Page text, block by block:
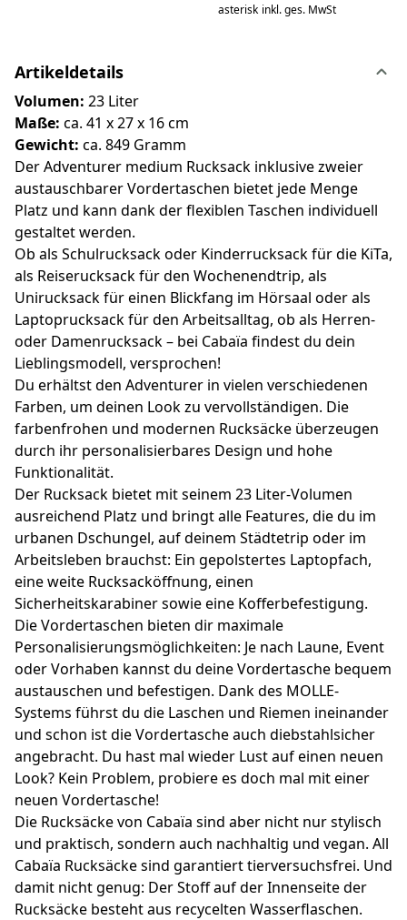
asterisk inkl. ges. MwSt
Artikeldetails
Volumen: 23 Liter
Maße: ca. 41 x 27 x 16 cm
Gewicht: ca. 849 Gramm
Der Adventurer medium Rucksack inklusive zweier
austauschbarer Vordertaschen bietet jede Menge
Platz und kann dank der flexiblen Taschen individuell
gestaltet werden.
Ob als Schulrucksack oder Kinderrucksack für die KiTa,
als Reiserucksack für den Wochenendtrip, als
Unirucksack für einen Blickfang im Hörsaal oder als
Laptoprucksack für den Arbeitsalltag, ob als Herren-
oder Damenrucksack – bei Cabaïa findest du dein
Lieblingsmodell, versprochen!
Du erhältst den Adventurer in vielen verschiedenen
Farben, um deinen Look zu vervollständigen. Die
farbenfrohen und modernen Rucksäcke überzeugen
durch ihr personalisierbares Design und hohe
Funktionalität.
Der Rucksack bietet mit seinem 23 Liter-Volumen
ausreichend Platz und bringt alle Features, die du im
urbanen Dschungel, auf deinem Städtetrip oder im
Arbeitsleben brauchst: Ein gepolstertes Laptopfach,
eine weite Rucksacköffnung, einen
Sicherheitskarabiner sowie eine Kofferbefestigung.
Die Vordertaschen bieten dir maximale
Personalisierungsmöglichkeiten: Je nach Laune, Event
oder Vorhaben kannst du deine Vordertasche bequem
austauschen und befestigen. Dank des MOLLE-
Systems führst du die Laschen und Riemen ineinander
und schon ist die Vordertasche auch diebstahlsicher
angebracht. Du hast mal wieder Lust auf einen neuen
Look? Kein Problem, probiere es doch mal mit einer
neuen Vordertasche!
Die Rucksäcke von Cabaïa sind aber nicht nur stylisch
und praktisch, sondern auch nachhaltig und vegan. All
Cabaïa Rucksäcke sind garantiert tierversuchsfrei. Und
damit nicht genug: Der Stoff auf der Innenseite der
Rucksäcke besteht aus recycelten Wasserflaschen.